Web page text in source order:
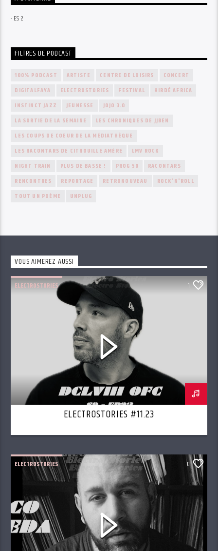
- ES 2
FILTRES DE PODCAST
100% PODCAST ARTISTE CENTRE DE LOISIRS
CONCERT
DIGITALFAYA
ELECTROSTORIES FESTIVAL
HIRDÉ AFRICA
INSTINCT JAZZ
JEUNESSE
JOJO 3.0
LA SORTIE DE LA SEMAINE
LES CHRONIQUES DE JJBEN
LES COUPS DE COEUR DE LA MÉDIATHÈQUE
LES RACONTARS DE CITROUILLE AMÈRE
LMV ROCK
NIGHT TRAIN
PLUS DE BASSE ! PROG 50
RACONTARS
RENCONTRES
REPORTAGE RETRONOUVEAU
ROCK'N'ROLL
TOUT UN POÈME
UNPLUG
VOUS AIMEREZ AUSSI
ELECTROSTORIES 1
ELECTROSTORIES #11.23
ELECTROSTORIES 0